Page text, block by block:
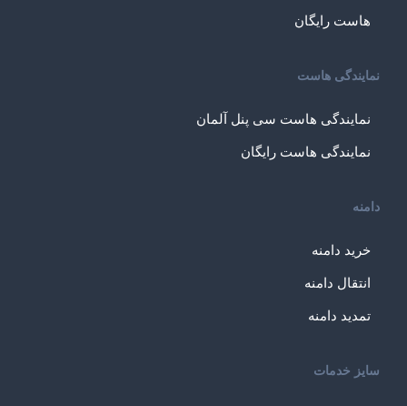
هاست رایگان
نمایندگی هاست
نمایندگی هاست سی پنل آلمان
نمایندگی هاست رایگان
دامنه
خرید دامنه
انتقال دامنه
تمدید دامنه
سایز خدمات